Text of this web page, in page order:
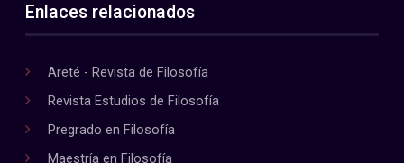
Enlaces relacionados
Areté - Revista de Filosofía
Revista Estudios de Filosofía
Pregrado en Filosofía
Maestría en Filosofía